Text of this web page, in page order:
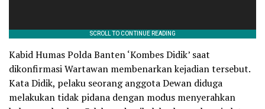
Kabid Humas Polda Banten ‘Kombes Didik’ saat
dikonfirmasi Wartawan membenarkan kejadian tersebut.
Kata Didik, pelaku seorang anggota Dewan diduga
melakukan tidak pidana dengan modus menyerahkan